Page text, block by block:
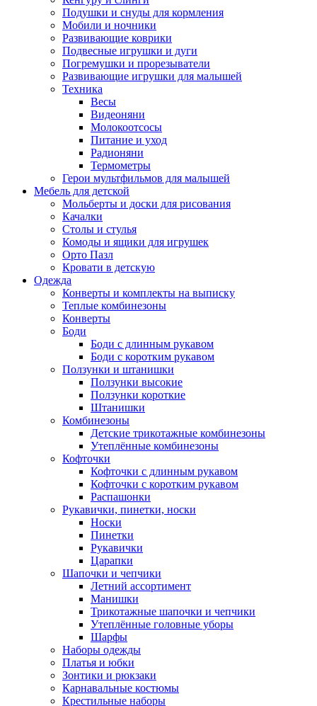
Подушки и снуды для кормления
Мобили и ночники
Развивающие коврики
Подвесные игрушки и дуги
Погремушки и прорезыватели
Развивающие игрушки для малышей
Техника
Весы
Видеоняни
Молокоотсосы
Питание и уход
Радионяни
Термометры
Герои мультфильмов для малышей
Мебель для детской
Мольберты и доски для рисования
Качалки
Столы и стулья
Комоды и ящики для игрушек
Орто Пазл
Кровати в детскую
Одежда
Конверты и комплекты на выписку
Теплые комбинезоны
Конверты
Боди
Боди с длинным рукавом
Боди с коротким рукавом
Ползунки и штанишки
Ползунки высокие
Ползунки короткие
Штанишки
Комбинезоны
Детские трикотажные комбинезоны
Утеплённые комбинезоны
Кофточки
Кофточки с длинным рукавом
Кофточки с коротким рукавом
Распашонки
Рукавички, пинетки, носки
Носки
Пинетки
Рукавички
Царапки
Шапочки и чепчики
Летний ассортимент
Манишки
Трикотажные шапочки и чепчики
Утеплённые головные уборы
Шарфы
Наборы одежды
Платья и юбки
Зонтики и рюкзаки
Карнавальные костюмы
Крестильные наборы